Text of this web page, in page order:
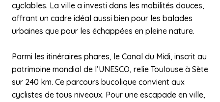
cyclables. La ville a investi dans les mobilités douces,
offrant un cadre idéal aussi bien pour les balades
urbaines que pour les échappées en pleine nature.
Parmi les itinéraires phares, le Canal du Midi, inscrit au
patrimoine mondial de l’UNESCO, relie Toulouse à Sète
sur 240 km. Ce parcours bucolique convient aux
cyclistes de tous niveaux. Pour une escapade en ville,